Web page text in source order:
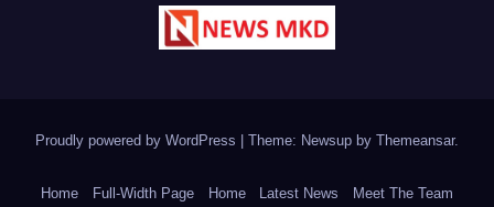
Proudly powered by WordPress | Theme: Newsup by Themeansar.
Home Full-Width Page Home Latest News Meet The Team